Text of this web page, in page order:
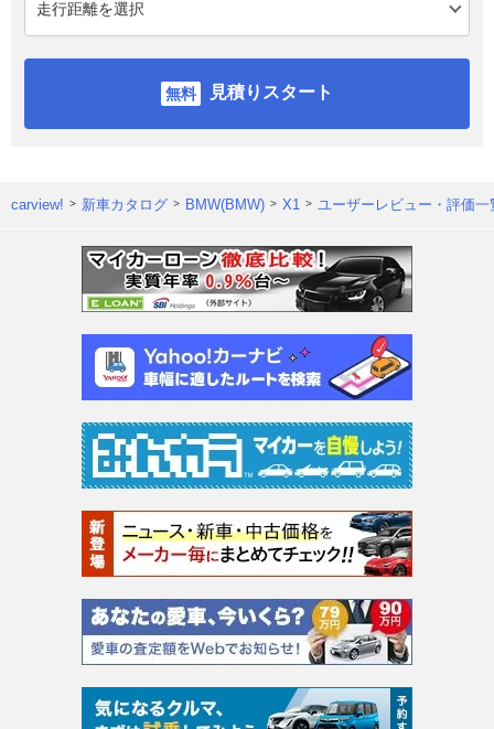
見積りスタート
carview! 新車カタログ BMW(BMW) X1 ユーザーレビュー・評価一